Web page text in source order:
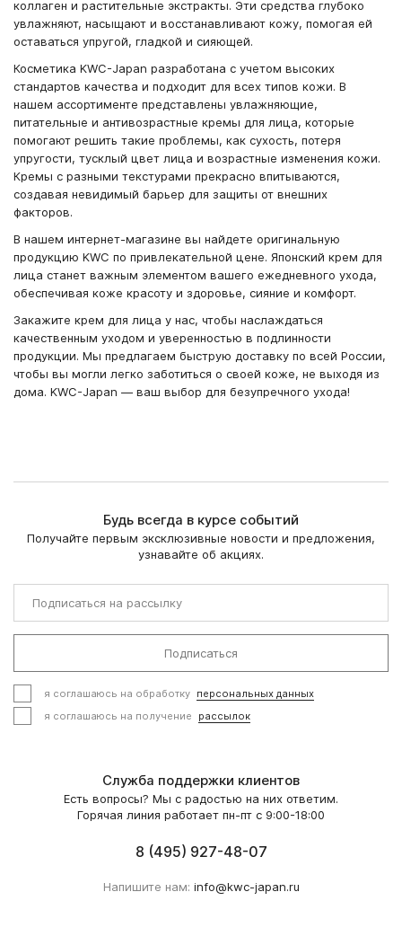
коллаген и растительные экстракты. Эти средства глубоко
увлажняют, насыщают и восстанавливают кожу, помогая ей
оставаться упругой, гладкой и сияющей.
Косметика KWC-Japan разработана с учетом высоких
стандартов качества и подходит для всех типов кожи. В
нашем ассортименте представлены увлажняющие,
питательные и антивозрастные кремы для лица, которые
помогают решить такие проблемы, как сухость, потеря
упругости, тусклый цвет лица и возрастные изменения кожи.
Кремы с разными текстурами прекрасно впитываются,
создавая невидимый барьер для защиты от внешних
факторов.
В нашем интернет-магазине вы найдете оригинальную
продукцию KWC по привлекательной цене. Японский крем для
лица станет важным элементом вашего ежедневного ухода,
обеспечивая коже красоту и здоровье, сияние и комфорт.
Закажите крем для лица у нас, чтобы наслаждаться
качественным уходом и уверенностью в подлинности
продукции. Мы предлагаем быструю доставку по всей России,
чтобы вы могли легко заботиться о своей коже, не выходя из
дома. KWC-Japan — ваш выбор для безупречного ухода!
Будь всегда в курсе событий
Получайте первым эксклюзивные новости и предложения,
узнавайте об акциях.
Подписаться
я соглашаюсь на обработку персональных данных
я соглашаюсь на получение
рассылок
Служба поддержки клиентов
Есть вопросы? Мы с радостью на них ответим.
Горячая линия работает пн-пт с 9:00-18:00
8 (495) 927-48-07
Напишите нам: info@kwc-japan.ru